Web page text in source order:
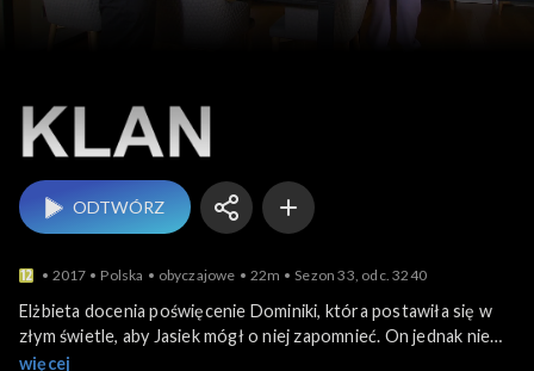
ODTWÓRZ
2017 Polska obyczajowe 22m Sezon 33, odc. 3240
Elżbieta docenia poświęcenie Dominiki, która postawiła się w
złym świetle, aby Jasiek mógł o niej zapomnieć. On jednak nie
daje za wygraną i jeszcze raz prosi ją o rozmowę. Anna z
więcej